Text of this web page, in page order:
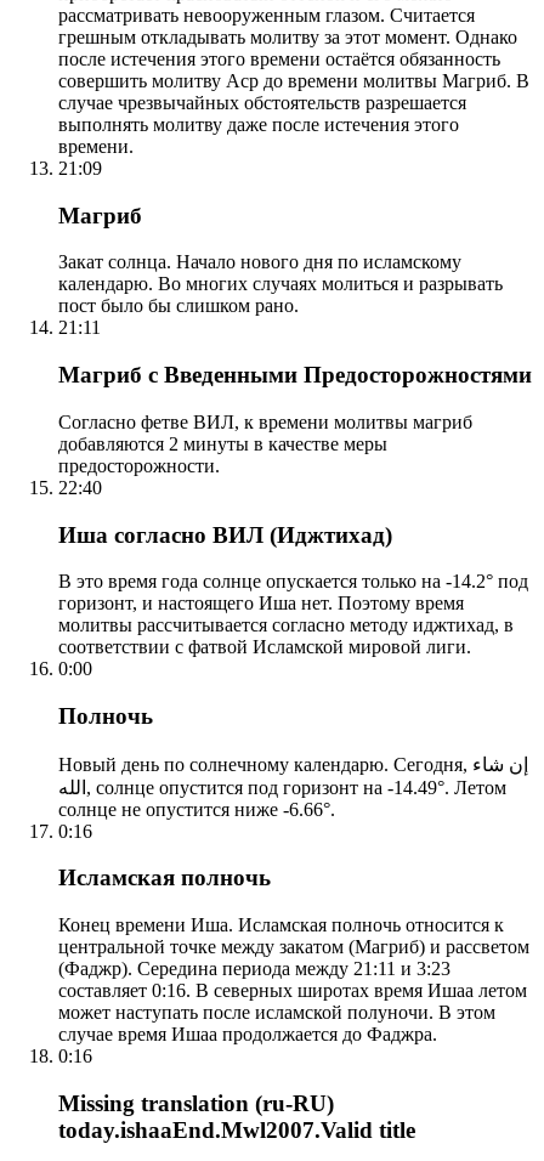
рассматривать невооруженным глазом. Считается
грешным откладывать молитву за этот момент. Однако
после истечения этого времени остаётся обязанность
совершить молитву Аср до времени молитвы Магриб. В
случае чрезвычайных обстоятельств разрешается
выполнять молитву даже после истечения этого
времени.
21:09
Магриб
Закат солнца. Начало нового дня по исламскому
календарю. Во многих случаях молиться и разрывать
пост было бы слишком рано.
21:11
Магриб с Введенными Предосторожностями
Согласно фетве ВИЛ, к времени молитвы магриб
добавляются 2 минуты в качестве меры
предосторожности.
22:40
Иша согласно ВИЛ (Иджтихад)
В это время года солнце опускается только на -14.2° под
горизонт, и настоящего Иша нет. Поэтому время
молитвы рассчитывается согласно методу иджтихад, в
соответствии с фатвой Исламской мировой лиги.
0:00
Полночь
Новый день по солнечному календарю. Сегодня, إن شاء
الله, солнце опустится под горизонт на -14.49°. Летом
солнце не опустится ниже -6.66°.
0:16
Исламская полночь
Конец времени Иша. Исламская полночь относится к
центральной точке между закатом (Магриб) и рассветом
(Фаджр). Середина периода между 21:11 и 3:23
составляет 0:16. В северных широтах время Ишаа летом
может наступать после исламской полуночи. В этом
случае время Ишаа продолжается до Фаджра.
0:16
Missing translation (ru-RU)
today.ishaaEnd.Mwl2007.Valid title